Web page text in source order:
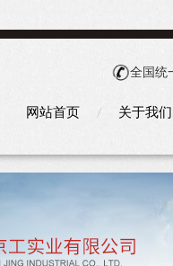
全国统
网站首页 关于我们